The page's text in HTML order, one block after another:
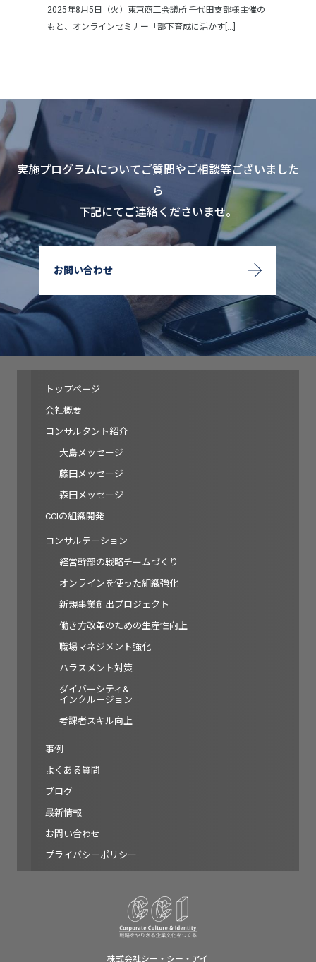
2025年8月5日（火）東京商工会議所 千代田支部様主催の
もと、オンラインセミナー「部下育成に活かす[...]
実施プログラムについてご質問やご相談等ございました
ら
下記にてご連絡くださいませ。
お問い合わせ
トップページ
会社概要
コンサルタント紹介
大島メッセージ
藤田メッセージ
森田メッセージ
CCIの組織開発
コンサルテーション
経営幹部の戦略チームづくり
オンラインを使った組織強化
新規事業創出プロジェクト
働き方改革のための生産性向上
職場マネジメント強化
ハラスメント対策
ダイバーシティ&
インクルージョン
考課者スキル向上
事例
よくある質問
ブログ
最新情報
お問い合わせ
プライバシーポリシー
株式会社シー・シー・アイ